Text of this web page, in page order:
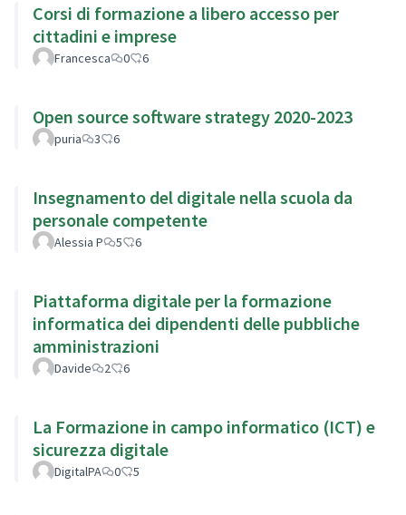
Corsi di formazione a libero accesso per
cittadini e imprese
Francesca 0 6
Open source software strategy 2020-2023
puria 3 6
Insegnamento del digitale nella scuola da
personale competente
Alessia P 5 6
Piattaforma digitale per la formazione
informatica dei dipendenti delle pubbliche
amministrazioni
Davide 2 6
La Formazione in campo informatico (ICT) e
sicurezza digitale
DigitalPA 0 5